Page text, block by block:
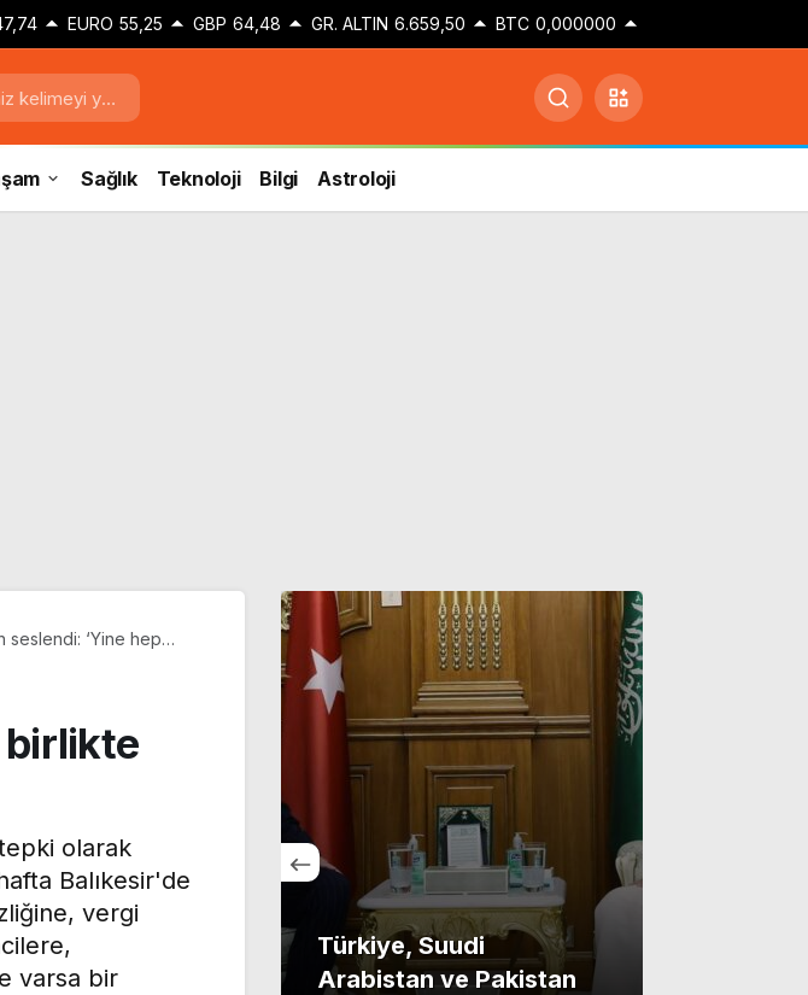
EURO 55,25 GBP 64,48 GR. ALTIN 6.659,50 BTC 0,000000
Sağlık Teknoloji Bilgi Astroloji
seslendi: ‘Yine hep
birlikte
olarak
Balıkesir'de
vergi
varsa bir
Türkiye, Suudi
Arabistan ve Pakistan